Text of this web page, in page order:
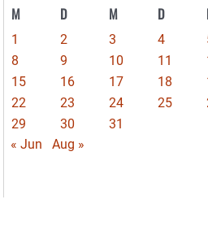
M D M D
1 2 3 4
8
9 10 11
15
16 17 18
22
23 24 25
29
30
31
« Jun
Aug »